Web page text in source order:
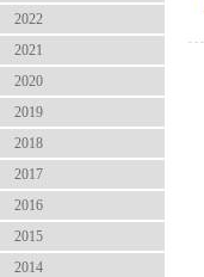
2022
2021
2020
2019
2018
2017
2016
2015
2014